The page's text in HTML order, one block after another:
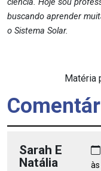
buscando aprender
o Sistema Solar.
Matéria
Sarah E
Natália